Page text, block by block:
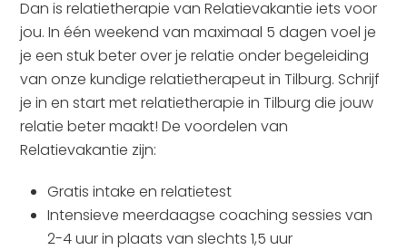
Dan is relatietherapie van Relatievakantie iets voor
jou. In één weekend van maximaal 5 dagen voel je
je een stuk beter over je relatie onder begeleiding
van onze kundige relatietherapeut in Tilburg. Schrijf
je in en start met relatietherapie in Tilburg die jouw
relatie beter maakt! De voordelen van
Relatievakantie zijn:
Gratis intake en relatietest
Intensieve meerdaagse coaching sessies van
2-4 uur in plaats van slechts 1,5 uur